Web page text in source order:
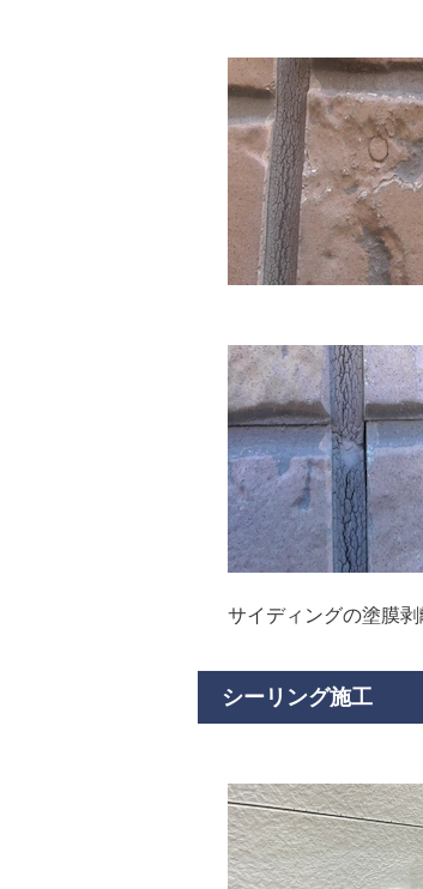
サイディングの塗膜
シーリング施工